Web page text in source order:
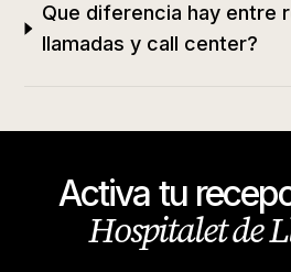
Que diferencia hay entre
llamadas y call center?
Activa tu
Hospitalet de